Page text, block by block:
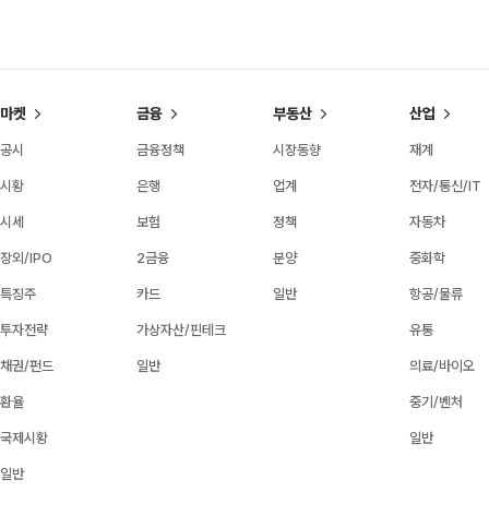
마켓
공시
시황
시세
장외/IPO
특징주
투자전략
채권/펀드
환율
국제시황
일반
금융
금융정책
은행
보험
2금융
카드
가상자산/핀테크
일반
부동산
시장동향
업계
정책
분양
일반
산업
재계
전자/통신/IT
자동차
중화학
항공/물류
유통
의료/바이오
중기/벤처
일반